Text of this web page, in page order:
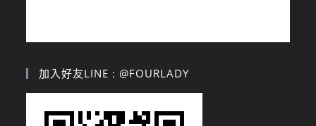
加入好友LINE : @FOURLADY